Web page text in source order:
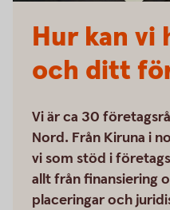
Hur kan vi
och ditt
Vi är ca 30
Nord. Från Kiruna i
vi som stöd i
allt från finansiering
placeringar och